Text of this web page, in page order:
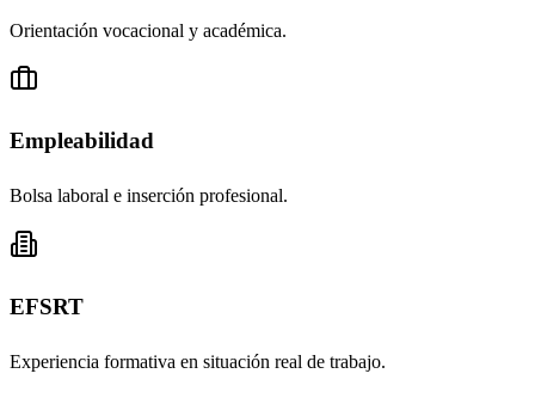
Orientación vocacional y académica.
Empleabilidad
Bolsa laboral e inserción profesional.
EFSRT
Experiencia formativa en situación real de trabajo.